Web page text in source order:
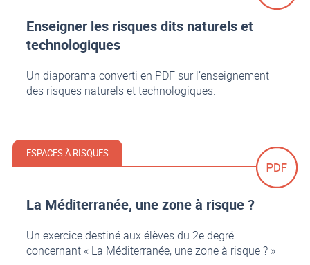
Enseigner les risques dits naturels et
technologiques
Un diaporama converti en PDF sur l’enseignement
des risques naturels et technologiques.
ESPACES À RISQUES
La Méditerranée, une zone à risque ?
Un exercice destiné aux élèves du 2e degré
concernant « La Méditerranée, une zone à risque ? »